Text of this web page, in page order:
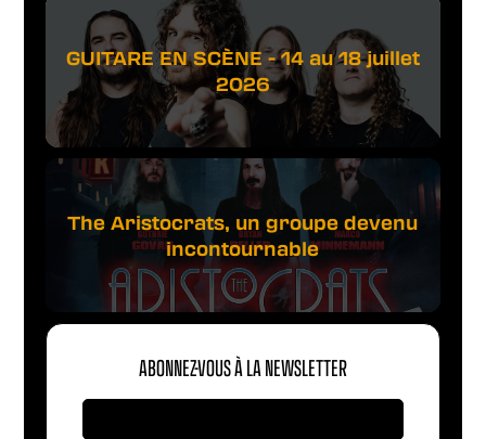
GUITARE EN SCÈNE - 14 au 18 juillet
2026
The Aristocrats, un groupe devenu
incontournable
ABONNEZ-VOUS À LA NEWSLETTER